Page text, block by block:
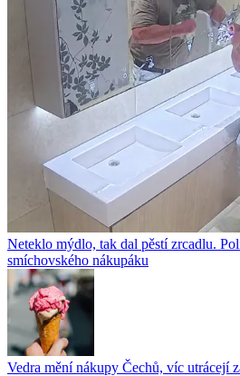
Neteklo mýdlo, tak dal pěstí zrcadlu.
smíchovského nákupáku
Vedra mění nákupy Čechů, víc utrácejí